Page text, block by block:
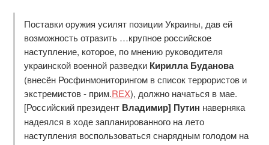
Поставки оружия усилят позиции Украины, дав ей
возможность отразить …крупное российское
наступление, которое, по мнению руководителя
украинской военной разведки Кирилла Буданова
(внесён Росфинмониторингом в список террористов и
экстремистов - прим.REX), должно начаться в мае.
[Российский президент Владимир] Путин наверняка
надеялся в ходе запланированного на лето
наступления воспользоваться снарядным голодом на